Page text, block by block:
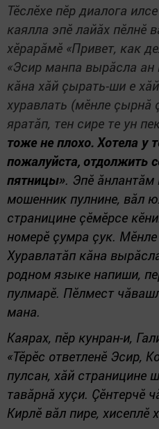
Тӗслӗхе пӗр диалога
каялла эпӗ лайăх пӗлнӗ
хӗрарăмӗ «Привет, как
«Эсир манпа вырăсла ан
кăна хăй çырать-ши е
хуравлать (мӗнле çырнă
яратăп, тен сире те ун
тоже не плохо. Хотела у
пожалуйста, отдолжить
пятницы». Эпӗ
мошенник пулнине, вăл
страницине çӗмӗрсе
номерӗ çумра çук.
Хуравлатăп кăна
родном языке напиши,
пулмарӗ. Пӗлмест
мана.
Каярах, пӗр кунран-и,
«Тӗрӗс ответленӗ Эсир,
пулсан, хăй страницине
тавăрнă хуçи. Çӗнтерчӗ
Кирлӗ вăл пире, хисеплӗ